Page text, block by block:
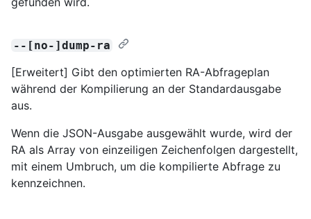
--[no-]dump-ra
[Erweitert] Gibt den optimierten RA-Abfrageplan
während der Kompilierung an der Standardausgabe
aus.
Wenn die JSON-Ausgabe ausgewählt wurde, wird der
RA als Array von einzeiligen Zeichenfolgen dargestellt,
mit einem Umbruch, um die kompilierte Abfrage zu
kennzeichnen.